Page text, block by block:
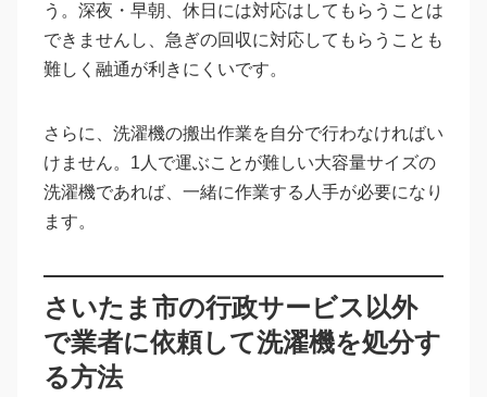
う。深夜・早朝、休日には対応はしてもらうことは
できませんし、急ぎの回収に対応してもらうことも
難しく融通が利きにくいです。
さらに、洗濯機の搬出作業を自分で行わなければい
けません。1人で運ぶことが難しい大容量サイズの
洗濯機であれば、一緒に作業する人手が必要になり
ます。
さいたま市の行政サービス以外
で業者に依頼して洗濯機を処分す
る方法